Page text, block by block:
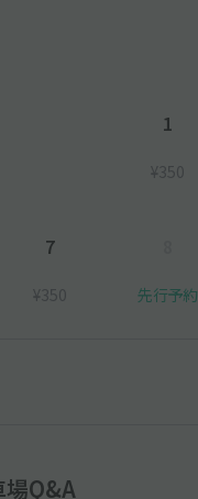
1
¥350
7
¥350 先行予約
場Q&A